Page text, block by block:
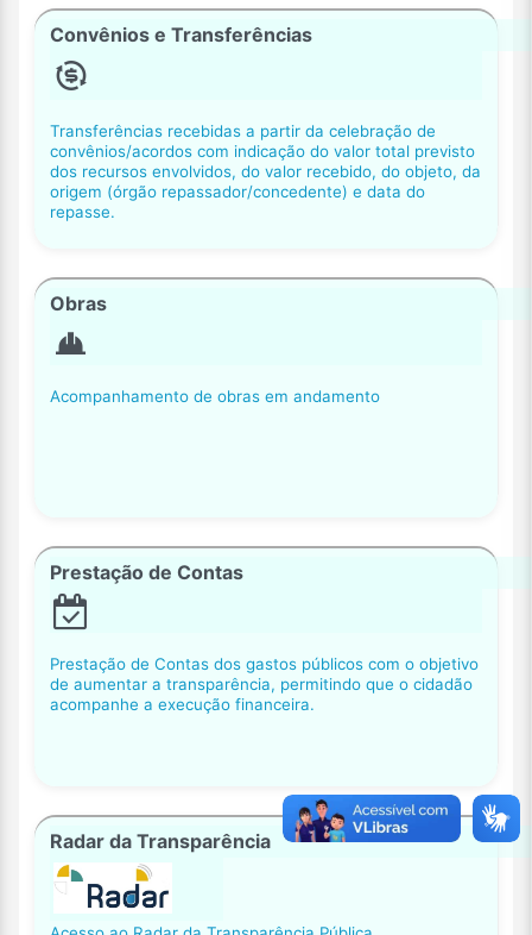
Convênios e Transferências
Transferências recebidas a partir da celebração de
convênios/acordos com indicação do valor total previsto
dos recursos envolvidos, do valor recebido, do objeto, da
origem (órgão repassador/concedente) e data do
repasse.
Obras
Acompanhamento de obras em andamento
Prestação de Contas
Prestação de Contas dos gastos públicos com o objetivo
de aumentar a transparência, permitindo que o cidadão
acompanhe a execução financeira.
Radar da Transparência